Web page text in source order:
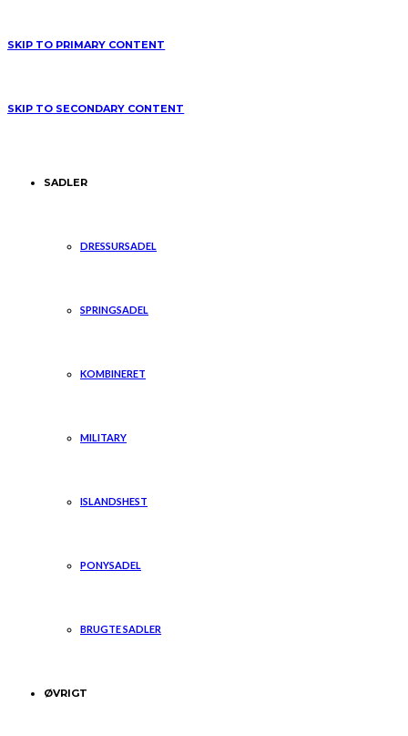
SKIP TO PRIMARY CONTENT
SKIP TO SECONDARY CONTENT
SADLER
DRESSURSADEL
SPRINGSADEL
KOMBINERET
MILITARY
ISLANDSHEST
PONYSADEL
BRUGTE SADLER
ØVRIGT